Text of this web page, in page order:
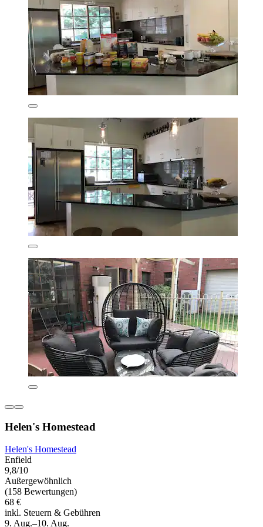
Helen's Homestead
Helen's Homestead
Enfield
9,8/10
Außergewöhnlich
(158 Bewertungen)
68 €
inkl. Steuern & Gebühren
9. Aug.–10. Aug.